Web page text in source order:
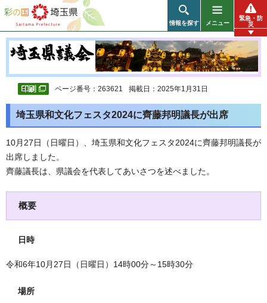
彩の国 埼玉県
情報を探す メニュー
緊急・防
災
ページ番号：263621 掲載日：2025年1月31日
埼玉県和文化フェスタ2024に齊藤邦明議長が出席
10月27日（日曜日）、埼玉県和文化フェスタ2024に齊藤邦明議長が
出席しました。
齊藤議長は、県議会を代表してあいさつを述べました。
概要
日時
令和6年10月27日（日曜日）14時00分～15時30分
場所